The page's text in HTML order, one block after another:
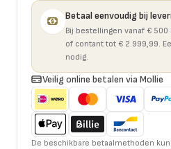
Betaal eenvoudig bij
Bij bestellingen vanaf €
of contant tot € 2.999,99.
nodig.
Veilig online betalen via Mollie
De beschikbare betaalmethoden